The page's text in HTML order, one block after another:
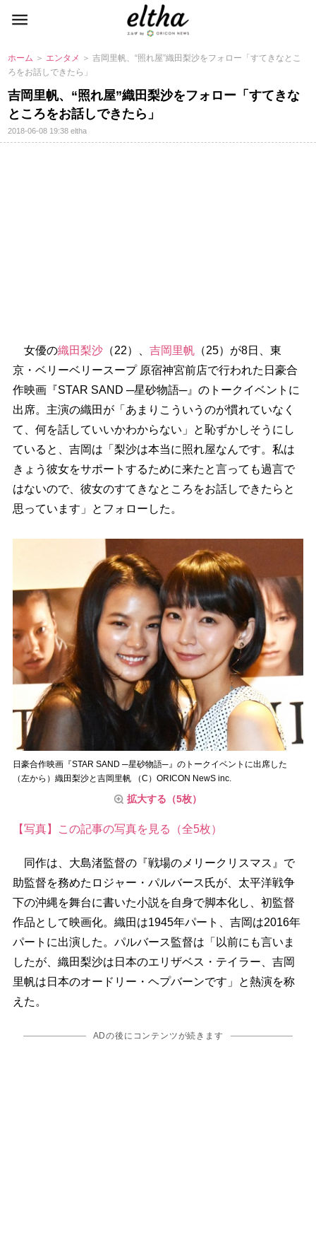
ホーム ＞ エンタメ ＞ 吉岡里帆、“照れ屋”織田梨沙をフォロー「すてきなとこ
ろをお話しできたら」
吉岡里帆、“照れ屋”織田梨沙をフォロー「すてきな
ところをお話しできたら」
2018-06-08 19:38eltha
女優の織田梨沙（22）、 吉岡里帆（25）が8日、東
京・ベリーベリースープ 原宿神宮前店で行われた日豪合
作映画『STAR SAND ─星砂物語─』のトークイベントに
出席。主演の織田が「あまりこういうのが慣れていなく
て、何を話していいかわからない」と恥ずかしそうにし
ていると、吉岡は「梨沙は本当に照れ屋なんです。私は
きょう彼女をサポートするために来たと言っても過言で
はないので、彼女のすてきなところをお話しできたらと
思っています」とフォローした。
日豪合作映画『STAR SAND ─星砂物語─』のトークイベントに出席した
（左から）織田梨沙と吉岡里帆 （C）ORICON NewS inc.
拡大する（5枚）
【写真】この記事の写真を見る（全5枚）
同作は、大島渚監督の『戦場のメリークリスマス』で
助監督を務めたロジャー・パルバース氏が、太平洋戦争
下の沖縄を舞台に書いた小説を自身で脚本化し、初監督
作品として映画化。織田は1945年パート、吉岡は2016年
パートに出演した。パルバース監督は「以前にも言いま
したが、織田梨沙は日本のエリザベス・テイラー、吉岡
里帆は日本のオードリー・ヘプバーンです」と熱演を称
えた。
ADの後にコンテンツが続きます